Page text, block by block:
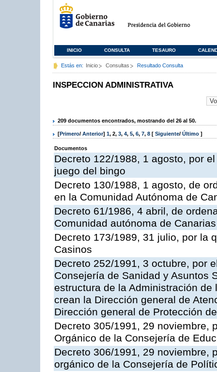
INICIO CONSULTA TESAURO
Estás en: Inicio Consultas Resultado Consulta
INSPECCION ADMINISTRATIVA
209 documentos encontrados, mostrando del 26 al 50.
[Primero/ Anterior] 1, 2, 3, 4, 5, 6, 7, 8 [ Siguiente/ Último ]
Documentos
Decreto 122/1988, 1 agosto, por
juego del bingo
Decreto 130/1988, 1 agosto, de
en la Comunidad Autónoma de
Decreto 61/1986, 4 abril, de
Comunidad autónoma de Canarias
Decreto 173/1989, 31 julio, por la
Casinos
Decreto 252/1991, 3 octubre, por
Consejería de Sanidad y Asuntos
estructura de la Administración
crean la Dirección general de
Dirección general de Protección
Decreto 305/1991, 29 noviembre,
Orgánico de la Consejería de
Decreto 306/1991, 29 noviembre,
orgánico de la Consejería de